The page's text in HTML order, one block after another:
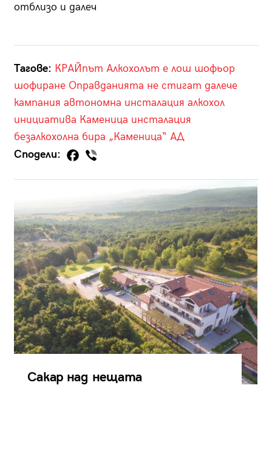
отблизо и далеч
Тагове: КРАЙпът Алкохолът е лош шофьор
шофиране Оправданията не стигат далече
кампания автономна инсталация алкохол
инициатива Каменица инсталация
безалкохолна бира „Каменица“ АД
Сподели:
Сакар над нещата